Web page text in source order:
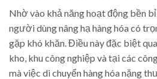
Nhờ vào khả năng hoạt động bền
người dùng nâng hạ hàng hóa có
gặp khó khăn. Điều này đặc biệt
kho, khu công nghiệp và tại các
mà việc di chuyển hàng hóa nặng